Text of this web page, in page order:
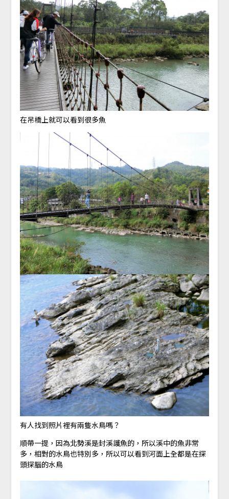
在吊橋上就可以看到很多魚
有人找到照片裡有兩隻水鳥嗎？
順帶一提，因為北勢溪是封溪護魚的，所以溪中的魚非常
多，相對的水鳥也特別多，所以可以看到河面上全都是在探
頭探腦的水鳥